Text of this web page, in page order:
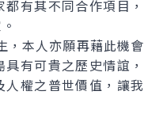
有其不同合作項目，
本人亦願再藉此機會
有可貴之歷史情誼，
權之普世價值，讓我